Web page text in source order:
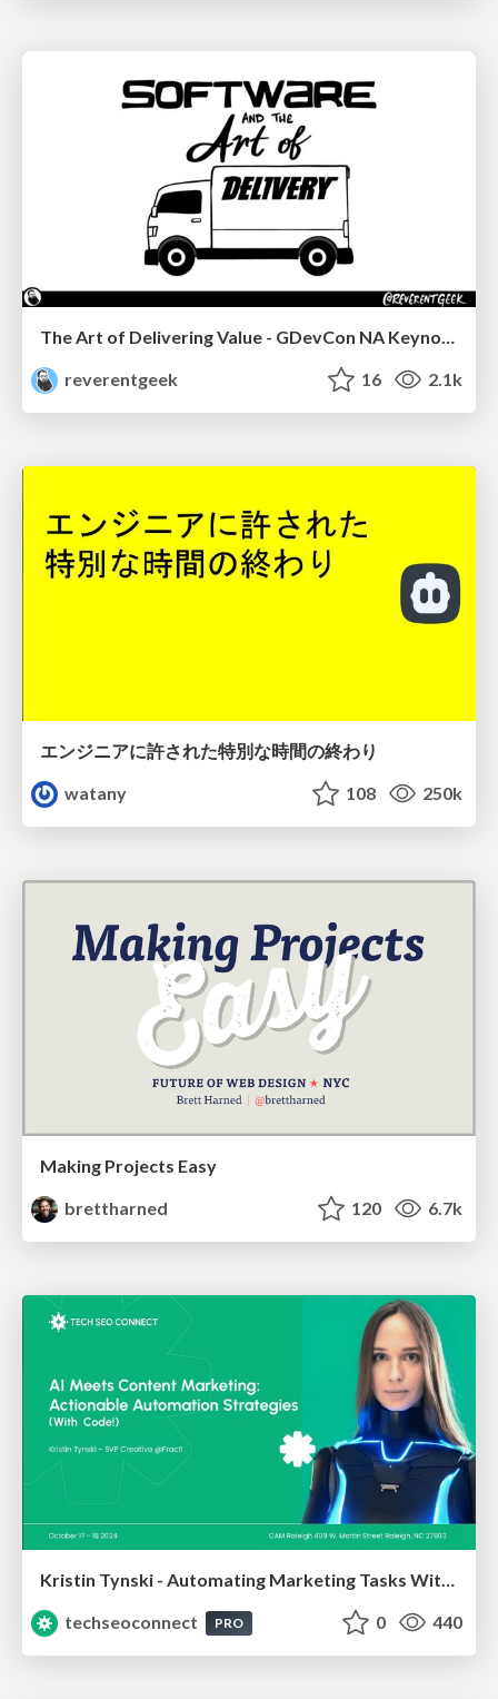
The Art of Delivering Value - GDevCon NA Keynote
reverentgeek
16 2.1k
エンジニアに許された特別な時間の終わり
watany
108 250k
Making Projects Easy
brettharned
120 6.7k
Kristin Tynski - Automating Marketing Tasks With AI
techseoconnect
PRO 0 440